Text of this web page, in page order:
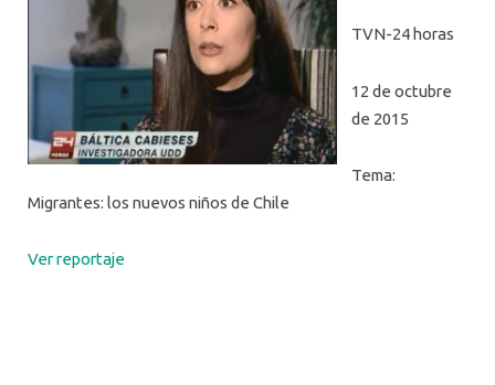
TVN-24 horas
12 de octubre
de 2015
Tema:
Migrantes: los nuevos niños de Chile
Ver reportaje